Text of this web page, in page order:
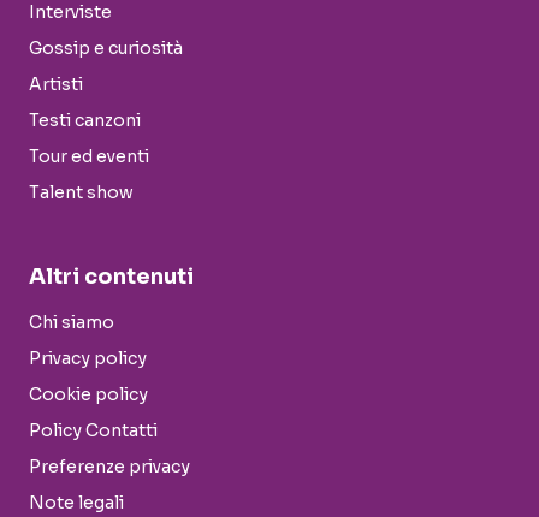
Interviste
Gossip e curiosità
Artisti
Testi canzoni
Tour ed eventi
Talent show
Altri contenuti
Chi siamo
Privacy policy
Cookie policy
Policy Contatti
Preferenze privacy
Note legali